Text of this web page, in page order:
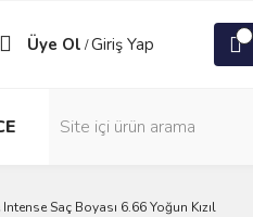
Üye Ol /Giriş Yap
Saç Boyası 6.66 Yoğun Kızıl